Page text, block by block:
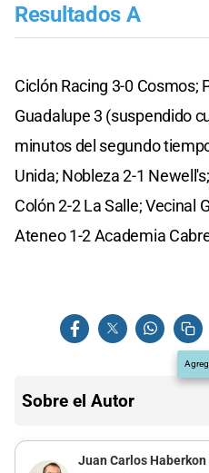
Resultados A
Ciclón Racing 3-0 Cosmos;
Guadalupe 3 (suspendido
minutos del segundo
Unida; Nobleza 2-1
Colón 2-2 La Salle; Vecinal
Ateneo 1-2 Academia
Sobre el Autor
Juan Carlos Haberkon